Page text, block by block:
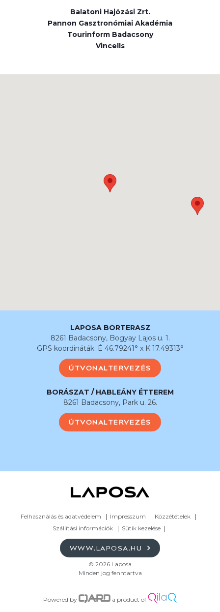
Balatoni Hajózási Zrt.
Pannon Gasztronómiai Akadémia
Tourinform Badacsony
Vincells
LAPOSA BORTERASZ
8261 Badacsony, Bogyay Lajos u. 1.
GPS koordináták: É 46.79241° x K 17.49313°
ÚTVONALTERVEZÉS
BORÁSZAT / HABLEÁNY ÉTTEREM
8261 Badacsony, Park u. 26.
ÚTVONALTERVEZÉS
Felhasználás és adatvédelem Impresszum
Közzétételek
Szállítási információk
Sütik kezelése
WWW.LAPOSA.HU
© 2026 Laposa
Minden jog fenntartva
Powered by a product of